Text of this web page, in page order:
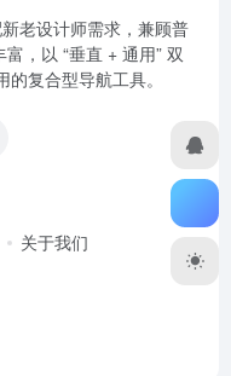
老设计师需求，兼顾普
，以 “垂直 + 通用” 双
复合型导航工具。
关于我们